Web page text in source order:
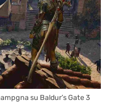
su Baldur’s Gate 3